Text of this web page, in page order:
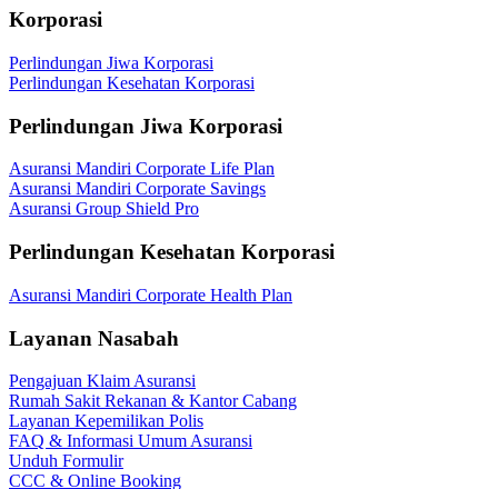
Korporasi
Perlindungan Jiwa Korporasi
Perlindungan Kesehatan Korporasi
Perlindungan Jiwa Korporasi
Asuransi Mandiri Corporate Life Plan
Asuransi Mandiri Corporate Savings
Asuransi Group Shield Pro
Perlindungan Kesehatan Korporasi
Asuransi Mandiri Corporate Health Plan
Layanan Nasabah
Pengajuan Klaim Asuransi
Rumah Sakit Rekanan & Kantor Cabang
Layanan Kepemilikan Polis
FAQ & Informasi Umum Asuransi
Unduh Formulir
CCC & Online Booking